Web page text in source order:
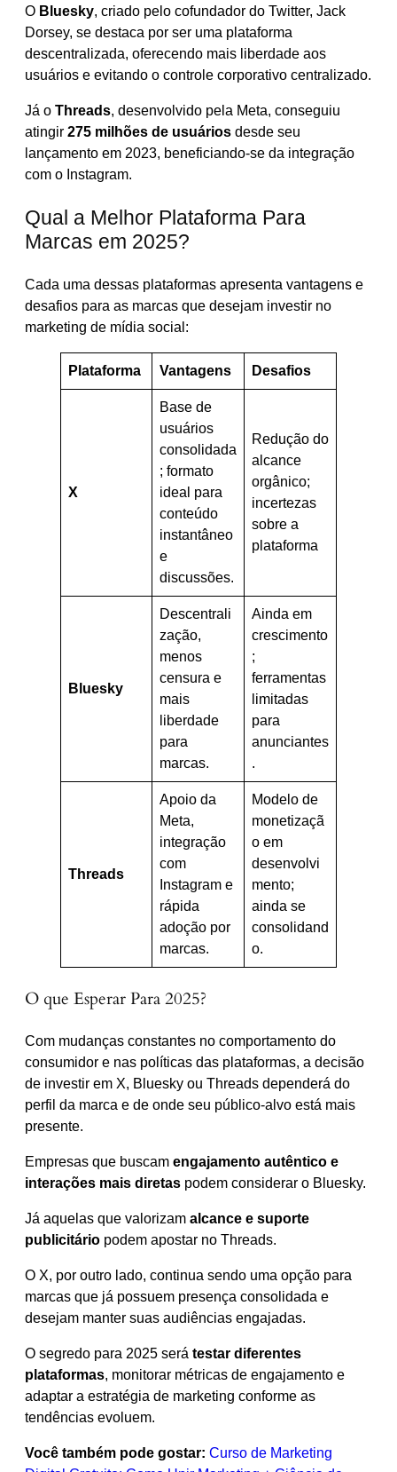
O Bluesky, criado pelo cofundador do Twitter, Jack
Dorsey, se destaca por ser uma plataforma
descentralizada, oferecendo mais liberdade aos
usuários e evitando o controle corporativo centralizado.
Já o Threads, desenvolvido pela Meta, conseguiu
atingir 275 milhões de usuários desde seu
lançamento em 2023, beneficiando-se da integração
com o Instagram.
Qual a Melhor Plataforma Para
Marcas em 2025?
Cada uma dessas plataformas apresenta vantagens e
desafios para as marcas que desejam investir no
marketing de mídia social:
Plataforma Vantagens Desafios
X
Base de
usuários
consolidada
; formato
ideal para
conteúdo
instantâneo
e
discussões.
Redução do
alcance
orgânico;
incertezas
sobre a
plataforma
Bluesky
Descentrali
zação,
menos
censura e
mais
liberdade
para
marcas.
Ainda em
crescimento
;
ferramentas
limitadas
para
anunciantes
.
Threads
Apoio da
Meta,
integração
com
Instagram e
rápida
adoção por
marcas.
Modelo de
monetizaçã
o em
desenvolvi
mento;
ainda se
consolidand
o.
O que Esperar Para 2025?
Com mudanças constantes no comportamento do
consumidor e nas políticas das plataformas, a decisão
de investir em X, Bluesky ou Threads dependerá do
perfil da marca e de onde seu público-alvo está mais
presente.
Empresas que buscam engajamento autêntico e
interações mais diretas podem considerar o Bluesky.
Já aquelas que valorizam alcance e suporte
publicitário podem apostar no Threads.
O X, por outro lado, continua sendo uma opção para
marcas que já possuem presença consolidada e
desejam manter suas audiências engajadas.
O segredo para 2025 será testar diferentes
plataformas, monitorar métricas de engajamento e
adaptar a estratégia de marketing conforme as
tendências evoluem.
Você também pode gostar: Curso de Marketing